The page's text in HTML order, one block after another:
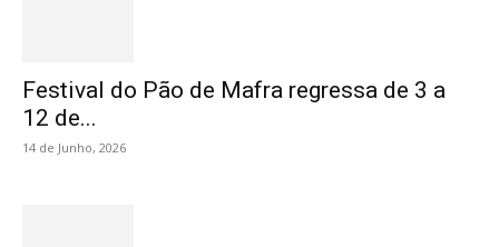
Festival do Pão de Mafra regressa de 3 a
12 de...
14 de Junho, 2026